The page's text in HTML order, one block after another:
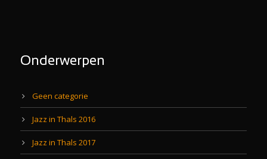
Onderwerpen
Geen categorie
Jazz in Thals 2016
Jazz in Thals 2017